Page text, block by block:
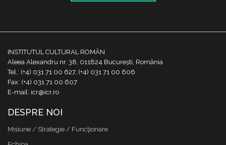
INSTITUTUL CULTURAL ROMÂN
Aleea Alexandru nr. 38, 011824 București, România
Tel.: (+4) 031 71 00 627, (+4) 031 71 00 606
Fax: (+4) 031 71 00 607
E-mail: icr@icr.ro
DESPRE NOI
Misiune / Strategie / Funcţionare